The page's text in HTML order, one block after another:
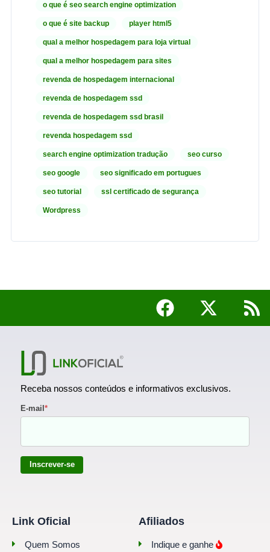
o que é seo search engine optimization
o que é site backup player html5
qual a melhor hospedagem para loja virtual
qual a melhor hospedagem para sites
revenda de hospedagem internacional
revenda de hospedagem ssd
revenda de hospedagem ssd brasil
revenda hospedagem ssd
search engine optimization tradução seo curso
seo google seo significado em portugues
seo tutorial ssl certificado de segurança
Wordpress
Receba nossos conteúdos e informativos exclusivos.
E-mail*
Inscrever-se
Link Oficial
Quem Somos
Afiliados
Indique e ganhe